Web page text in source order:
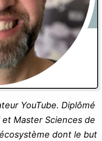
YouTube. Diplômé
Master Sciences de
dont le but